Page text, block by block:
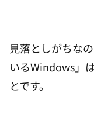
見落としがちな
いるWindows」
とです。